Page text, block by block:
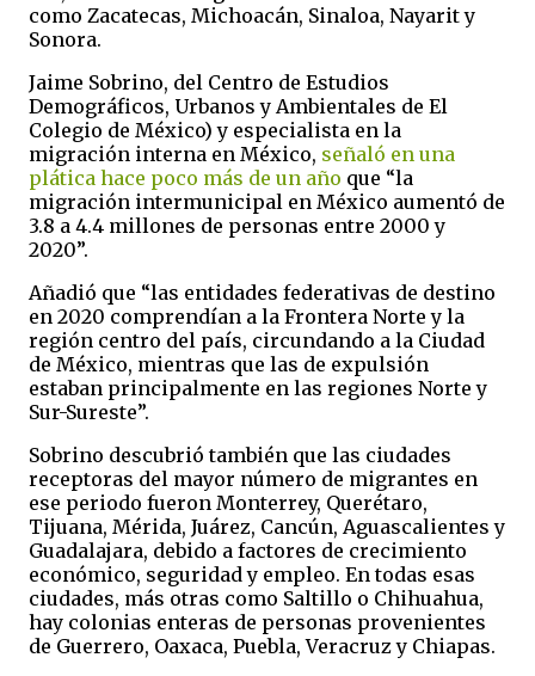
como Zacatecas, Michoacán, Sinaloa, Nayarit y
Sonora.
Jaime Sobrino, del Centro de Estudios
Demográficos, Urbanos y Ambientales de El
Colegio de México) y especialista en la
migración interna en México, señaló en una
plática hace poco más de un año que “la
migración intermunicipal en México aumentó de
3.8 a 4.4 millones de personas entre 2000 y
2020”.
Añadió que “las entidades federativas de destino
en 2020 comprendían a la Frontera Norte y la
región centro del país, circundando a la Ciudad
de México, mientras que las de expulsión
estaban principalmente en las regiones Norte y
Sur-Sureste”.
Sobrino descubrió también que las ciudades
receptoras del mayor número de migrantes en
ese periodo fueron Monterrey, Querétaro,
Tijuana, Mérida, Juárez, Cancún, Aguascalientes y
Guadalajara, debido a factores de crecimiento
económico, seguridad y empleo. En todas esas
ciudades, más otras como Saltillo o Chihuahua,
hay colonias enteras de personas provenientes
de Guerrero, Oaxaca, Puebla, Veracruz y Chiapas.